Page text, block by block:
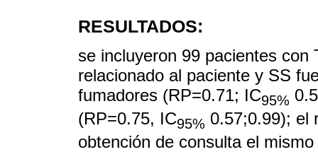
RESULTADOS:
se incluyeron 99 pacientes
relacionado al paciente y SS
fumadores (RP=0.71; IC95%
(RP=0.75, IC95% 0.57;0.99); el
obtención de consulta el